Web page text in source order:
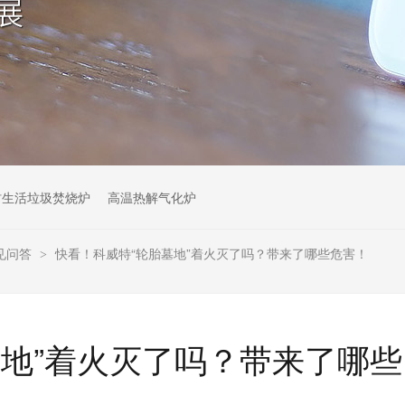
活垃圾焚烧炉 高温热解气化炉
问答 > 快看！科威特“轮胎墓地”着火灭了吗？带来了哪些危害！
”着火灭了吗？带来了哪些